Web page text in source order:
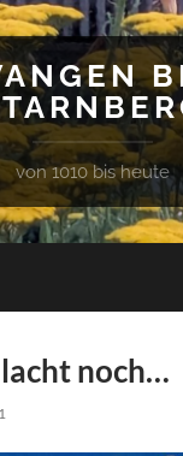
von 1010 bis heute
noch…